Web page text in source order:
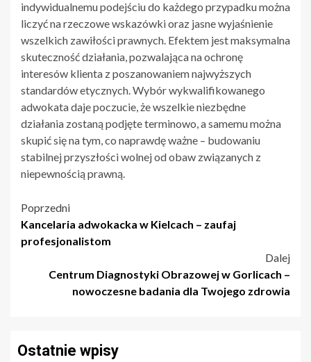
indywidualnemu podejściu do każdego przypadku można
liczyć na rzeczowe wskazówki oraz jasne wyjaśnienie
wszelkich zawiłości prawnych. Efektem jest maksymalna
skuteczność działania, pozwalająca na ochronę
interesów klienta z poszanowaniem najwyższych
standardów etycznych. Wybór wykwalifikowanego
adwokata daje poczucie, że wszelkie niezbędne
działania zostaną podjęte terminowo, a samemu można
skupić się na tym, co naprawdę ważne – budowaniu
stabilnej przyszłości wolnej od obaw związanych z
niepewnością prawną.
Nawigacja
wpisu
Poprzedni
Kancelaria adwokacka w Kielcach – zaufaj
profesjonalistom
Dalej
Centrum Diagnostyki Obrazowej w Gorlicach –
nowoczesne badania dla Twojego zdrowia
Ostatnie wpisy